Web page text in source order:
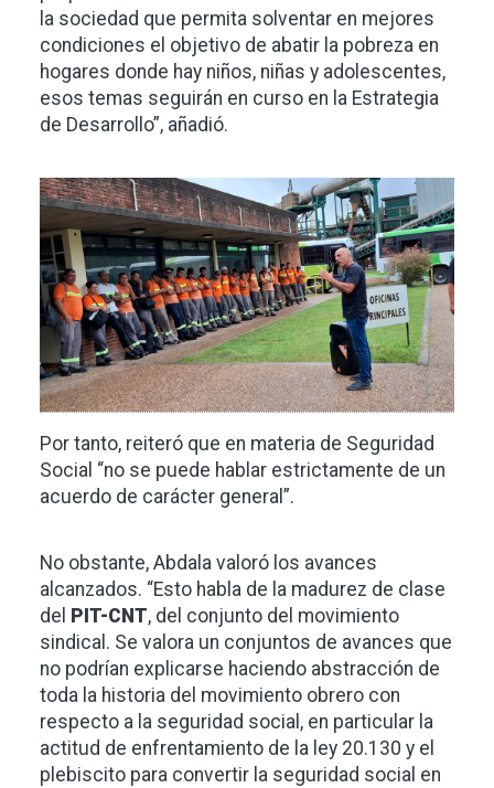
la sociedad que permita solventar en mejores
condiciones el objetivo de abatir la pobreza en
hogares donde hay niños, niñas y adolescentes,
esos temas seguirán en curso en la Estrategia
de Desarrollo”, añadió.
Imagen
Por tanto, reiteró que en materia de Seguridad
Social “no se puede hablar estrictamente de un
acuerdo de carácter general”.
No obstante, Abdala valoró los avances
alcanzados. “Esto habla de la madurez de clase
del PIT-CNT, del conjunto del movimiento
sindical. Se valora un conjuntos de avances que
no podrían explicarse haciendo abstracción de
toda la historia del movimiento obrero con
respecto a la seguridad social, en particular la
actitud de enfrentamiento de la ley 20.130 y el
plebiscito para convertir la seguridad social en